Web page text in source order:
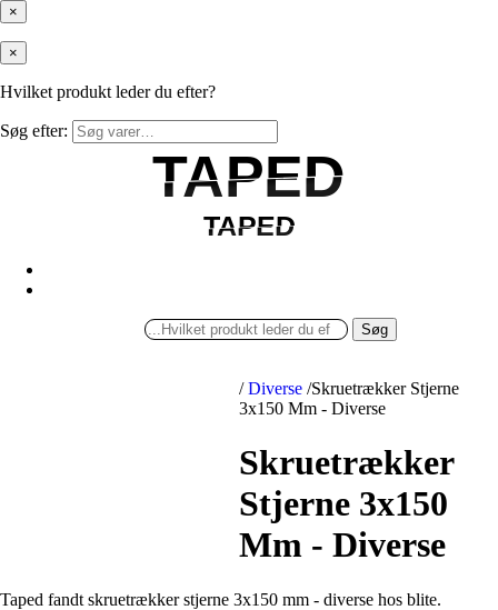
×
×
Hvilket produkt leder du efter?
Søg efter:
TAPED
TAPED
TAPED
TAPED
Søg
/ Diverse /Skruetrækker Stjerne
3x150 Mm - Diverse
Skruetrækker
Stjerne 3x150
Mm - Diverse
Taped fandt skruetrækker stjerne 3x150 mm - diverse hos blite.